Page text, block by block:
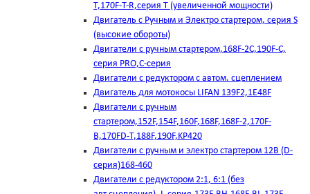
T,170F-T-R,серия Т (увеличенной мощности)
Двигатель с Ручным и Электро стартером, серия S
(высокие обороты)
Двигатели с ручным стартером,168F-2C,190F-C,
серия PRO,C-серия
Двигатели с редуктором с автом. сцеплением
Двигатель для мотокосы LIFAN 139F2,1E48F
Двигатели с ручным
стартером,152F,154F,160F,168F,168F-2,170F-
B,170FD-T,188F,190F,KP420
Двигатели с ручным и электро стартером 12В (D-
серия)168-460
Двигатели с редуктором 2:1, 6:1 (без